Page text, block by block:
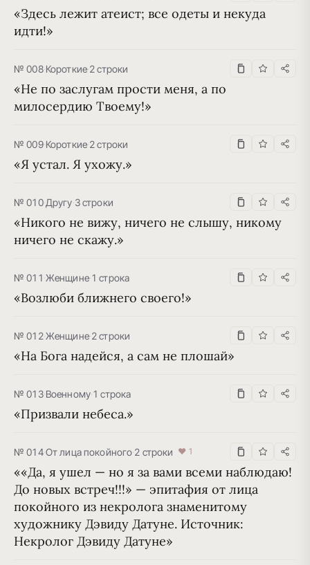
«Здесь лежит атеист; все одеты и некуда
идти!»
№ 008·Короткие·2 строки
«Не по заслугам прости меня, а по
милосердию Твоему!»
№ 009·Короткие·2 строки
«Я устал. Я ухожу.»
№ 010·Другу·3 строки
«Никого не вижу, ничего не слышу, никому
ничего не скажу.»
№ 011·Женщине·1 строка
«Возлюби ближнего своего!»
№ 012·Женщине·2 строки
«На Бога надейся, а сам не плошай»
№ 013·Военному·1 строка
«Призвали небеса.»
№ 014·От лица покойного·2 строки ♥ 1
««Да, я ушел — но я за вами вcеми наблюдаю!
До новых встреч!!!» — эпитафия от лица
покойного из некролога знаменитому
художнику Дэвиду Датуне. Источник:
Некролог Дэвиду Датуне»